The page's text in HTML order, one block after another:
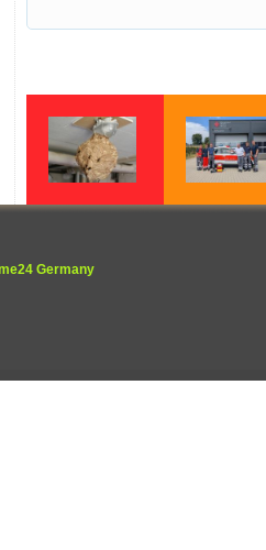
Hornisse ist in der
Germany